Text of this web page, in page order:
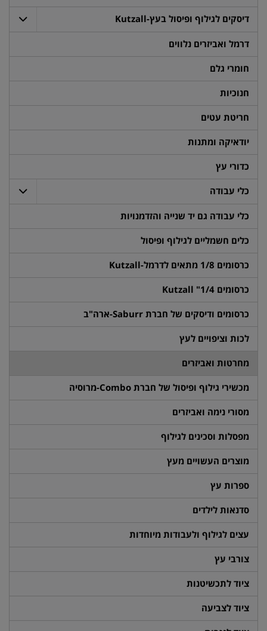
דיסקים לגילוף ופיסול בעץ-Kutzall
דרמל ואביזרים נלווים
חומרי גלם
חנוכיות
חריטת עטים
יודאיקה ומתנות
כדורי עץ
כלי עבודה
כלי עבודה גם יד שנייה והזדמנויות
כלים חשמליים לגילוף ופיסול
כרסומים 1/8 מתאים לדרמל-Kutzall
כרסומים 1/4" Kutzall
כרסומים ודיסקים של חברת Saburr-ארה"ב
לכות וציפויים לעץ
מחרטות ואביזרים
מכשירי גילוף ופיסול של חברת Combo-מרוסיה
מסורי נימה ואביזרים
מפסלות וסכינים לגילוף
מוצרים העשויים מעץ
ספרות עץ
סדנאות לילדים
עצים לגילוף ולעבודות מיוחדות
צורבי עץ
ציוד לתכשיטנות
ציוד לצביעה